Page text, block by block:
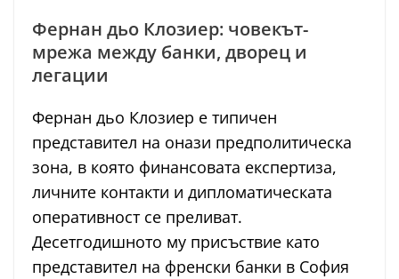
Фернан дьо Клозиер: човекът-
мрежа между банки, дворец и
легации
Фернан дьо Клозиер е типичен
представител на онази предполитическа
зона, в която финансовата експертиза,
личните контакти и дипломатическата
оперативност се преливат.
Десетгодишното му присъствие като
представител на френски банки в София